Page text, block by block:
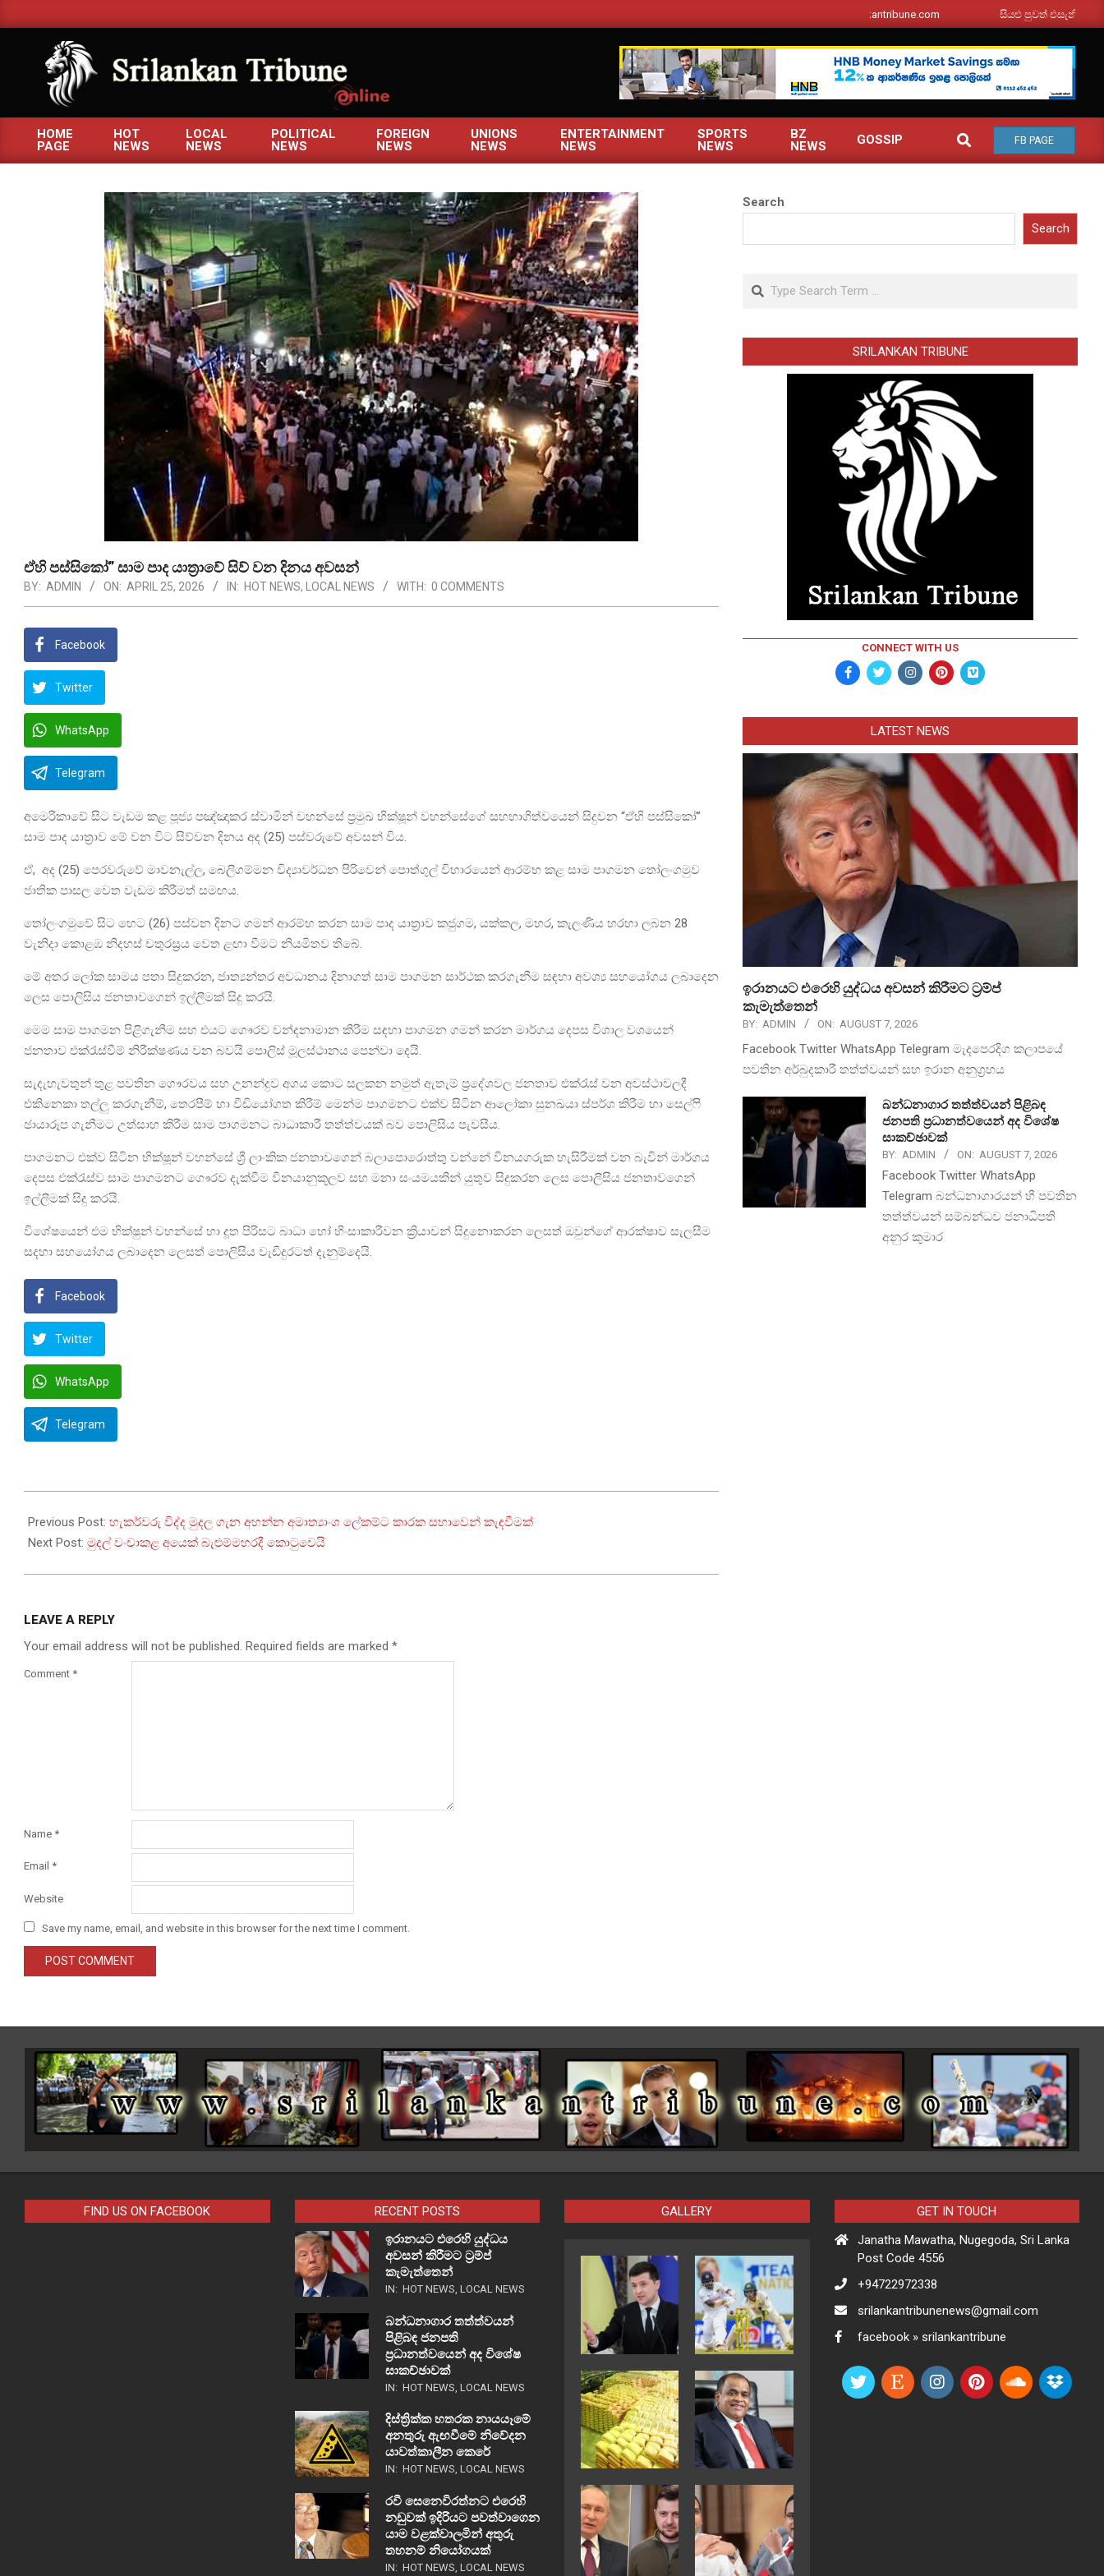
to
srilankantribune.com සියළු පුවත් එසැනින් ඔබ වෙත
SRILANKANTRIBUNE.COM
Primary
Menu
HOME
PAGE
HOT
NEWS
LOCAL
NEWS
POLITICAL
NEWS
FOREIGN
NEWS
UNIONS
NEWS
ENTERTAINMENT
NEWS
SPORTS
NEWS
BZ
NEWS
GOSSIP SEARCH
FB PAGE
ඒහි පස්සිකෝ” සාම පාද යාත්‍රාවේ සිව් වන දිනය අවසන්
BY: ADMIN ON: APRIL 25, 2026 IN: HOT NEWS, LOCAL NEWS WITH: 0 COMMENTS
Facebook
Twitter
WhatsApp
Telegram
අමෙරිකාවේ සිට වැඩම කළ පූජ්‍ය පඤ්ඤාකර ස්වාමින් වහන්සේ ප්‍රමුඛ භික්ෂූන් වහන්සේගේ සහභාගිත්වයෙන් සිදුවන “ඒහි පස්සිකෝ”
සාම පාද යාත්‍රාව මේ වන විට සිව්වන දිනය අද (25) පස්වරුවේ අවසන් විය.
ඒ, අද (25) පෙරවරුවේ මාවනැල්ල, බෙලිගම්මන විද්‍යාවර්ධන පිරිවෙන් පොත්ගුල් විහාරයෙන් ආරම්භ කළ සාම පාගමන තෝලංගමුව
ජාතික පාසල වෙත වැඩම කිරීමත් සමඟය.
තෝලංගමුවේ සිට හෙට (26) පස්වන දිනට ගමන් ආරම්භ කරන සාම පාද යාත්‍රාව කජුගම, යක්කල, මහර, කැලණිය හරහා ලබන 28
වැනිදා කොළඹ නිදහස් චතුරස්‍රය වෙත ළඟා වීමට නියමිතව තිබේ.
මේ අතර ලෝක සාමය පතා සිදුකරන, ජාත්‍යන්තර අවධානය දිනාගත් සාම පාගමන සාර්ථක කරගැනීම සඳහා අවශ්‍ය සහයෝගය ලබාදෙන
ලෙස පොලිසිය ජනතාවගෙන් ඉල්ලීමක් සිදු කරයි.
මෙම සාම පාගමන පිළිගැනීම සහ එයට ගෞරව වන්දනාමාන කිරීම සඳහා පාගමන ගමන් කරන මාර්ගය දෙපස විශාල වශයෙන්
ජනතාව එක්රැස්වීම් නිරීක්ෂණය වන බවයි පොලිස් මූලස්ථානය පෙන්වා දෙයි.
සැදැහැවතුන් තුළ පවතින ගෞරවය සහ උනන්දුව අගය කොට සලකන නමුත් ඇතැම් ප්‍රදේශවල ජනතාව එක්රැස් වන අවස්ථාවලදී
එකිනෙකා තල්ලු කරගැනීම්, තෙරපීම් හා වීඩියෝගත කිරීම් මෙන්ම පාගමනට එක්ව සිටින ආලෝකා සුනඛයා ස්පර්ශ කිරීම හා සෙල්ෆි
ඡායාරූප ගැනීමට උත්සාහ කිරීම සාම පාගමනට බාධාකාරී තත්ත්වයක් බව පොලිසිය පැවසීය.
පාගමනට එක්ව සිටින භික්ෂූන් වහන්සේ ශ්‍රී ලාංකික ජනතාවගෙන් බලාපොරොත්තු වන්නේ විනයගරුක හැසිරීමක් වන බැවින් මාර්ගය
දෙපස එක්රැස්ව සාම පාගමනට ගෞරව දැක්වීම විනයානුකූලව සහ මනා සංයමයකින් යුතුව සිදුකරන ලෙස පොලීසිය ජනතාවගෙන්
ඉල්ලීමක් සිදු කරයි.
විශේෂයෙන් එම භික්ෂුන් වහන්සේ හා දූත පිරිසට බාධා හෝ හිංසාකාරීවන ක්‍රියාවන් සිදුනොකරන ලෙසත් ඔවුන්ගේ ආරක්ෂාව සැලසීම
සදහා සහයෝගය ලබාදෙන ලෙසත් පොලිසිය වැඩිදුරටත් දැනුම්දෙයි.
Facebook
Twitter
WhatsApp
Telegram
04-
25
Previous Post: හැකර්වරු විද්ද මුදල ගැන අහන්න අමාත්‍යාංශ ලේකම්ට කාරක සභාවෙන් කැඳවීමක්
Next Post: මුදල් වංචාකළ අයෙක් බැළුම්මහරදී කොටුවෙයි
LEAVE A REPLY
Your email address will not be published. Required fields are marked *
Comment *
Name *
Email *
Website
Save my name, email, and website in this browser for the next time I comment.
Search
Search
Search
SRILANKAN TRIBUNE
CONNECT WITH US
LATEST NEWS
ඉරානයට එරෙහි යුද්ධය අවසන් කිරීමට ට්‍රම්ප්
කැමැත්තෙන්
BY: ADMIN ON: AUGUST 7, 2026
Facebook Twitter WhatsApp Telegram මැදපෙරදිග කලාපයේ
පවතින අර්බුදකාරී තත්ත්වයන් සහ ඉරාන අනුග්‍රහය
බන්ධනාගාර තත්ත්වයන් පිළිබඳ
ජනපති ප්‍රධානත්වයෙන් අද විශේෂ
සාකච්ඡාවක්
BY: ADMIN ON: AUGUST 7, 2026
Facebook Twitter WhatsApp
Telegram බන්ධනාගාරයන් හී පවතින
තත්ත්වයන් සම්බන්ධව ජනාධිපති
අනුර කුමාර
FIND US ON FACEBOOK
RECENT POSTS
ඉරානයට එරෙහි යුද්ධය
අවසන් කිරීමට ට්‍රම්ප්
කැමැත්තෙන්
IN: HOT NEWS, LOCAL NEWS
බන්ධනාගාර තත්ත්වයන්
පිළිබඳ ජනපති
ප්‍රධානත්වයෙන් අද විශේෂ
සාකච්ඡාවක්
IN: HOT NEWS, LOCAL NEWS
දිස්ත්‍රික්ක හතරක නායයෑමේ
අනතුරු ඇඟවීමේ නිවේදන
යාවත්කාලීන කෙරේ
IN: HOT NEWS, LOCAL NEWS
රවී සෙනෙවිරත්නට එරෙහි
නඩුවක් ඉදිරියට පවත්වාගෙන
යාම වළක්වාලමින් අතුරු
තහනම් නියෝගයක්
IN: HOT NEWS, LOCAL NEWS
GALLERY
GET IN TOUCH
Janatha Mawatha, Nugegoda, Sri Lanka
Post Code 4556
+94722972338
srilankantribunenews@gmail.com
facebook » srilankantribune